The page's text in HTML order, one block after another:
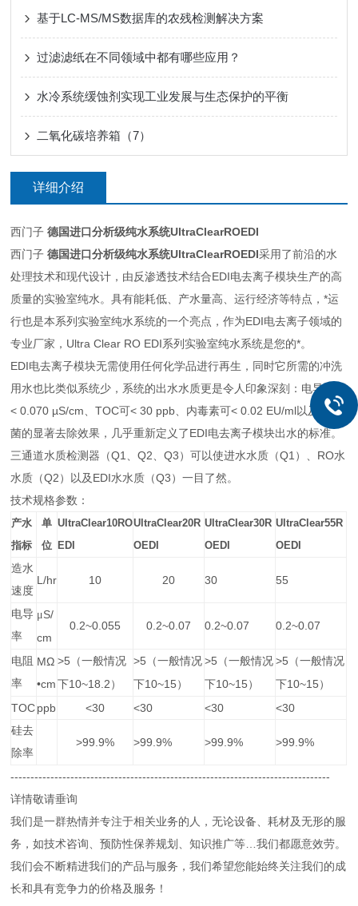
基于LC-MS/MS数据库的农残检测解决方案
过滤滤纸在不同领域中都有哪些应用？
水冷系统缓蚀剂实现工业发展与生态保护的平衡
二氧化碳培养箱（7）
详细介绍
西门子德国进口分析级纯水系统UltraClearROEDI
西门子德国进口分析级纯水系统UltraClearROEDI采用了前沿的水
处理技术和现代设计，由反渗透技术结合EDI电去离子模块生产的高
质量的实验室纯水。具有能耗低、产水量高、运行经济等特点，*运
行也是本系列实验室纯水系统的一个亮点，作为EDI电去离子领域的
专业厂家，Ultra Clear RO EDI系列实验室纯水系统是您的*。
EDI电去离子模块无需使用任何化学品进行再生，同时它所需的冲洗
用水也比类似系统少，系统的出水水质更是令人印象深刻：电导率可
< 0.070 µS/cm、TOC可< 30 ppb、内毒素可< 0.02 EU/ml以及对细
菌的显著去除效果，几乎重新定义了EDI电去离子模块出水的标准。
三通道水质检测器（Q1、Q2、Q3）可以使进水水质（Q1）、RO水
水质（Q2）以及EDI水水质（Q3）一目了然。
技术规格参数：
产水
指标
单
位
UltraClear10RO
EDI
UltraClear20R
OEDI
UltraClear30R
OEDI
UltraClear55R
OEDI
造水
速度
L/hr 10 20 30 55
电导
率
μS/
cm
0.2~0.055 0.2~0.07 0.2~0.07 0.2~0.07
电阻
率
MΩ
•cm
>5 （一般情况
下10~18.2 ）
>5 （一般情况
下10~15 ）
>5 （一般情况
下10~15 ）
>5 （一般情况
下10~15 ）
TOCppb <30 <30 <30 <30
硅去
除率
>99.9% >99.9% >99.9% >99.9%
--------------------------------------------------------------------------------
详情敬请垂询
我们是一群热情并专注于相关业务的人，无论设备、耗材及无形的服
务，如技术咨询、预防性保养规划、知识推广等…我们都愿意效劳。
我们会不断精进我们的产品与服务，我们希望您能始终关注我们的成
长和具有竞争力的价格及服务！